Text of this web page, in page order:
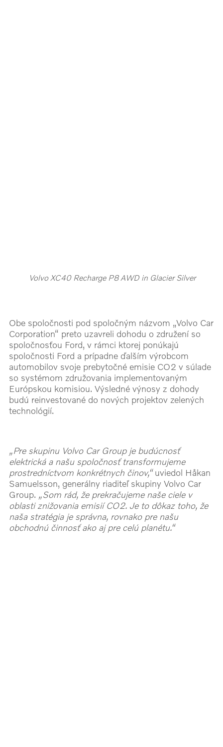
Volvo XC40 Recharge P8 AWD in Glacier Silver
Obe spoločnosti pod spoločným názvom „Volvo Car
Corporation“ preto uzavreli dohodu o združení so
spoločnosťou Ford, v rámci ktorej ponúkajú
spoločnosti Ford a prípadne ďalším výrobcom
automobilov svoje prebytočné emisie CO2 v súlade
so systémom združovania implementovaným
Európskou komisiou. Výsledné výnosy z dohody
budú reinvestované do nových projektov zelených
technológií.
„Pre skupinu Volvo Car Group je budúcnosť
elektrická a našu spoločnosť transformujeme
prostredníctvom konkrétnych činov,“uviedol Håkan
Samuelsson, generálny riaditeľ skupiny Volvo Car
Group. „Som rád, že prekračujeme naše ciele v
oblasti znižovania emisií CO2. Je to dôkaz toho, že
naša stratégia je správna, rovnako pre našu
obchodnú činnosť ako aj pre celú planétu.“